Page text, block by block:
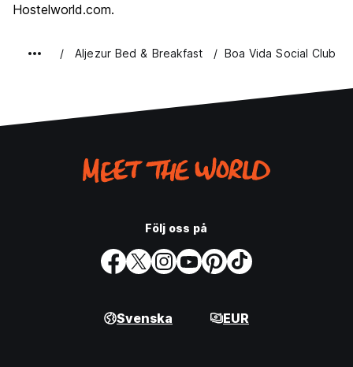
Hostelworld.com.
Aljezur Bed & Breakfast Boa Vida Social Club
Följ oss på
Svenska EUR